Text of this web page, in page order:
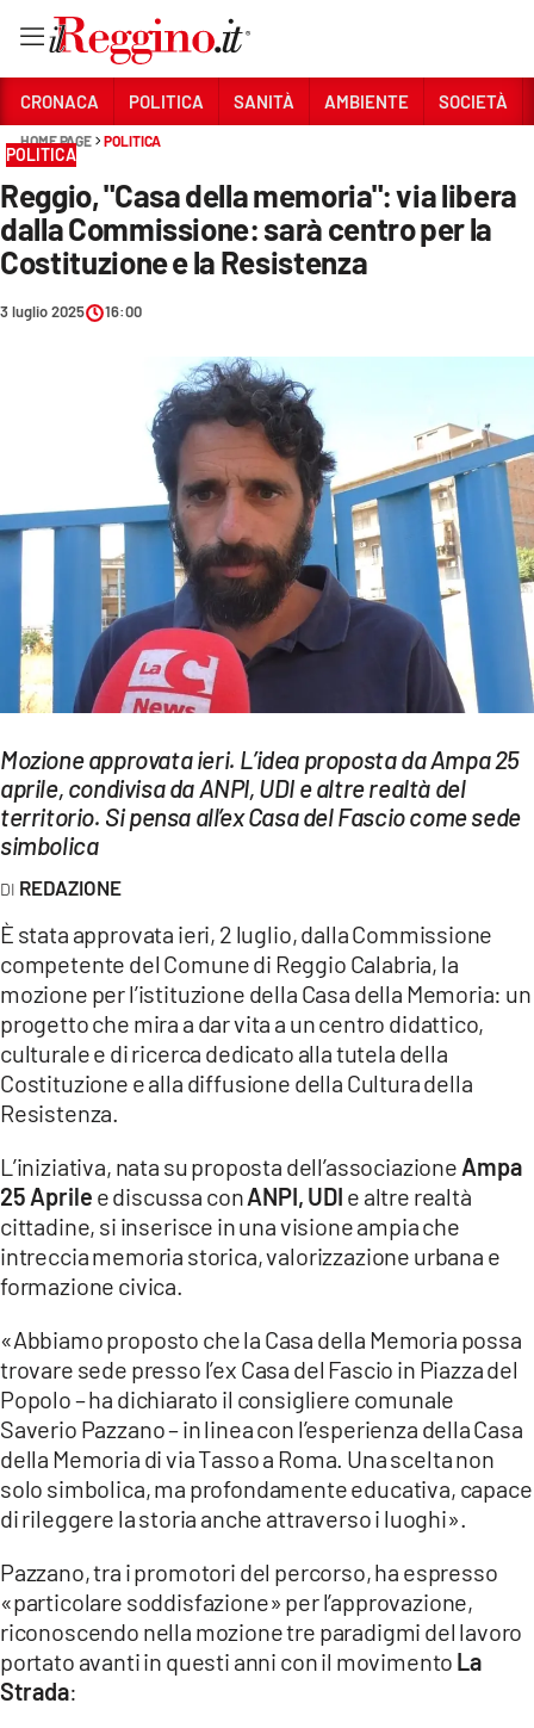
Sezioni
CRONACA
POLITICA
SANITÀ
ECONOMIA E LAVORO
SPORT
Streaming
LAC NETWORK
LAC ONAIR
LaC
LACPLAY.IT
LACTV.IT
LACONAIR.IT
LACITYMAG.IT
ILREGGINO.IT
COSENZACHANNEL.IT
ILVIBONESE.IT
LACAPITALENEWS.IT
App
ANDROID
APPLE
CRONACA POLITICA SANITÀ AMBIENTE SOCIETÀ
HOME PAGE POLITICA
POLITICA
Reggio, "Casa della memoria": via libera
dalla Commissione: sarà centro per la
Costituzione e la Resistenza
3 luglio 2025 16:00
Mozione approvata ieri. L’idea proposta da Ampa 25
aprile, condivisa da ANPI, UDI e altre realtà del
territorio. Si pensa all’ex Casa del Fascio come sede
simbolica
REDAZIONE
È stata approvata ieri, 2 luglio, dalla Commissione
competente del Comune di Reggio Calabria, la
mozione per l’istituzione della Casa della Memoria: un
progetto che mira a dar vita a un centro didattico,
culturale e di ricerca dedicato alla tutela della
Costituzione e alla diffusione della Cultura della
Resistenza.
L’iniziativa, nata su proposta dell’associazione Ampa
25 Aprile e discussa conANPI, UDI e altre realtà
cittadine, si inserisce in una visione ampia che
intreccia memoria storica, valorizzazione urbana e
formazione civica.
«Abbiamo proposto che la Casa della Memoria possa
trovare sede presso l’ex Casa del Fascio in Piazza del
Popolo – ha dichiarato il consigliere comunale
Saverio Pazzano – in linea con l’esperienza della Casa
della Memoria di via Tasso a Roma. Una scelta non
solo simbolica, ma profondamente educativa, capace
di rileggere la storia anche attraverso i luoghi».
Pazzano, tra i promotori del percorso, ha espresso
«particolare soddisfazione» per l’approvazione,
riconoscendo nella mozione tre paradigmi del lavoro
portato avanti in questi anni con il movimento La
Strada: